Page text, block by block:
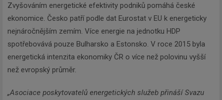
Zvyšováním energetické efektivity podniků pomáhá české
ekonomice. Česko patří podle dat Eurostat v EU k energeticky
nejnáročnějším zemím. Více energie na jednotku HDP
spotřebovává pouze Bulharsko a Estonsko. V roce 2015 byla
energetická intenzita ekonomiky ČR o více než polovinu vyšší
než evropský průměr.
„Asociace poskytovatelů energetických služeb přináší Svazu